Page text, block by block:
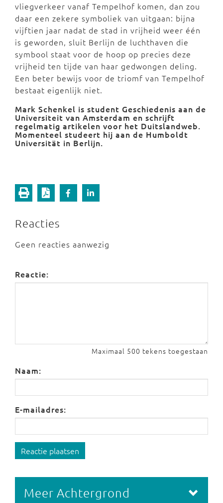
vliegverkeer vanaf Tempelhof komen, dan zou
daar een zekere symboliek van uitgaan: bijna
vijftien jaar nadat de stad in vrijheid weer één
is geworden, sluit Berlijn de luchthaven die
symbool staat voor de hoop op precies deze
vrijheid ten tijde van haar gedwongen deling.
Een beter bewijs voor de triomf van Tempelhof
bestaat eigenlijk niet.
Mark Schenkel is student Geschiedenis aan de
Universiteit van Amsterdam en schrijft
regelmatig artikelen voor het Duitslandweb.
Momenteel studeert hij aan de Humboldt
Universität in Berlijn.
Reacties
Geen reacties aanwezig
Reactie:
Maximaal 500 tekens toegestaan
Naam:
E-mailadres:
Reactie plaatsen
Meer Achtergrond